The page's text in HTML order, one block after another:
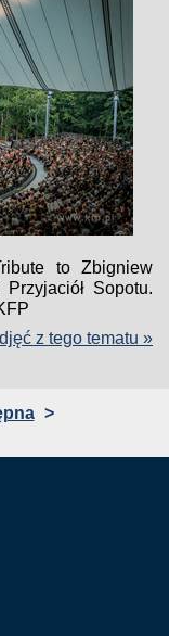
to Zbigniew
Sopotu.
z tego tematu »
>